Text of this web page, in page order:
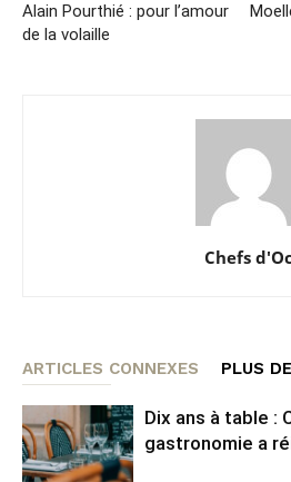
Alain Pourthié : pour l’amour
de la volaille
Chefs d'Oc
ARTICLES CONNEXES PLUS
Dix ans à table :
gastronomie a